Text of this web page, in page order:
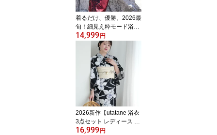
着るだけ、優勝。2026最
旬！細見え粋モード浴衣
2026再入荷【utatane 浴
衣 3点セット レディース
高級変わり織｜ガーネッ
トに牡丹の絞り柄（フリ
ーサイズ）】国産生地・
国内染色｜希少図案を現
代に復刻｜浴衣・帯・下
駄付き
14,999円
2026新作【utatane 浴衣
3点セット レディース 高
級変わり織｜紺地にろう
16,999円